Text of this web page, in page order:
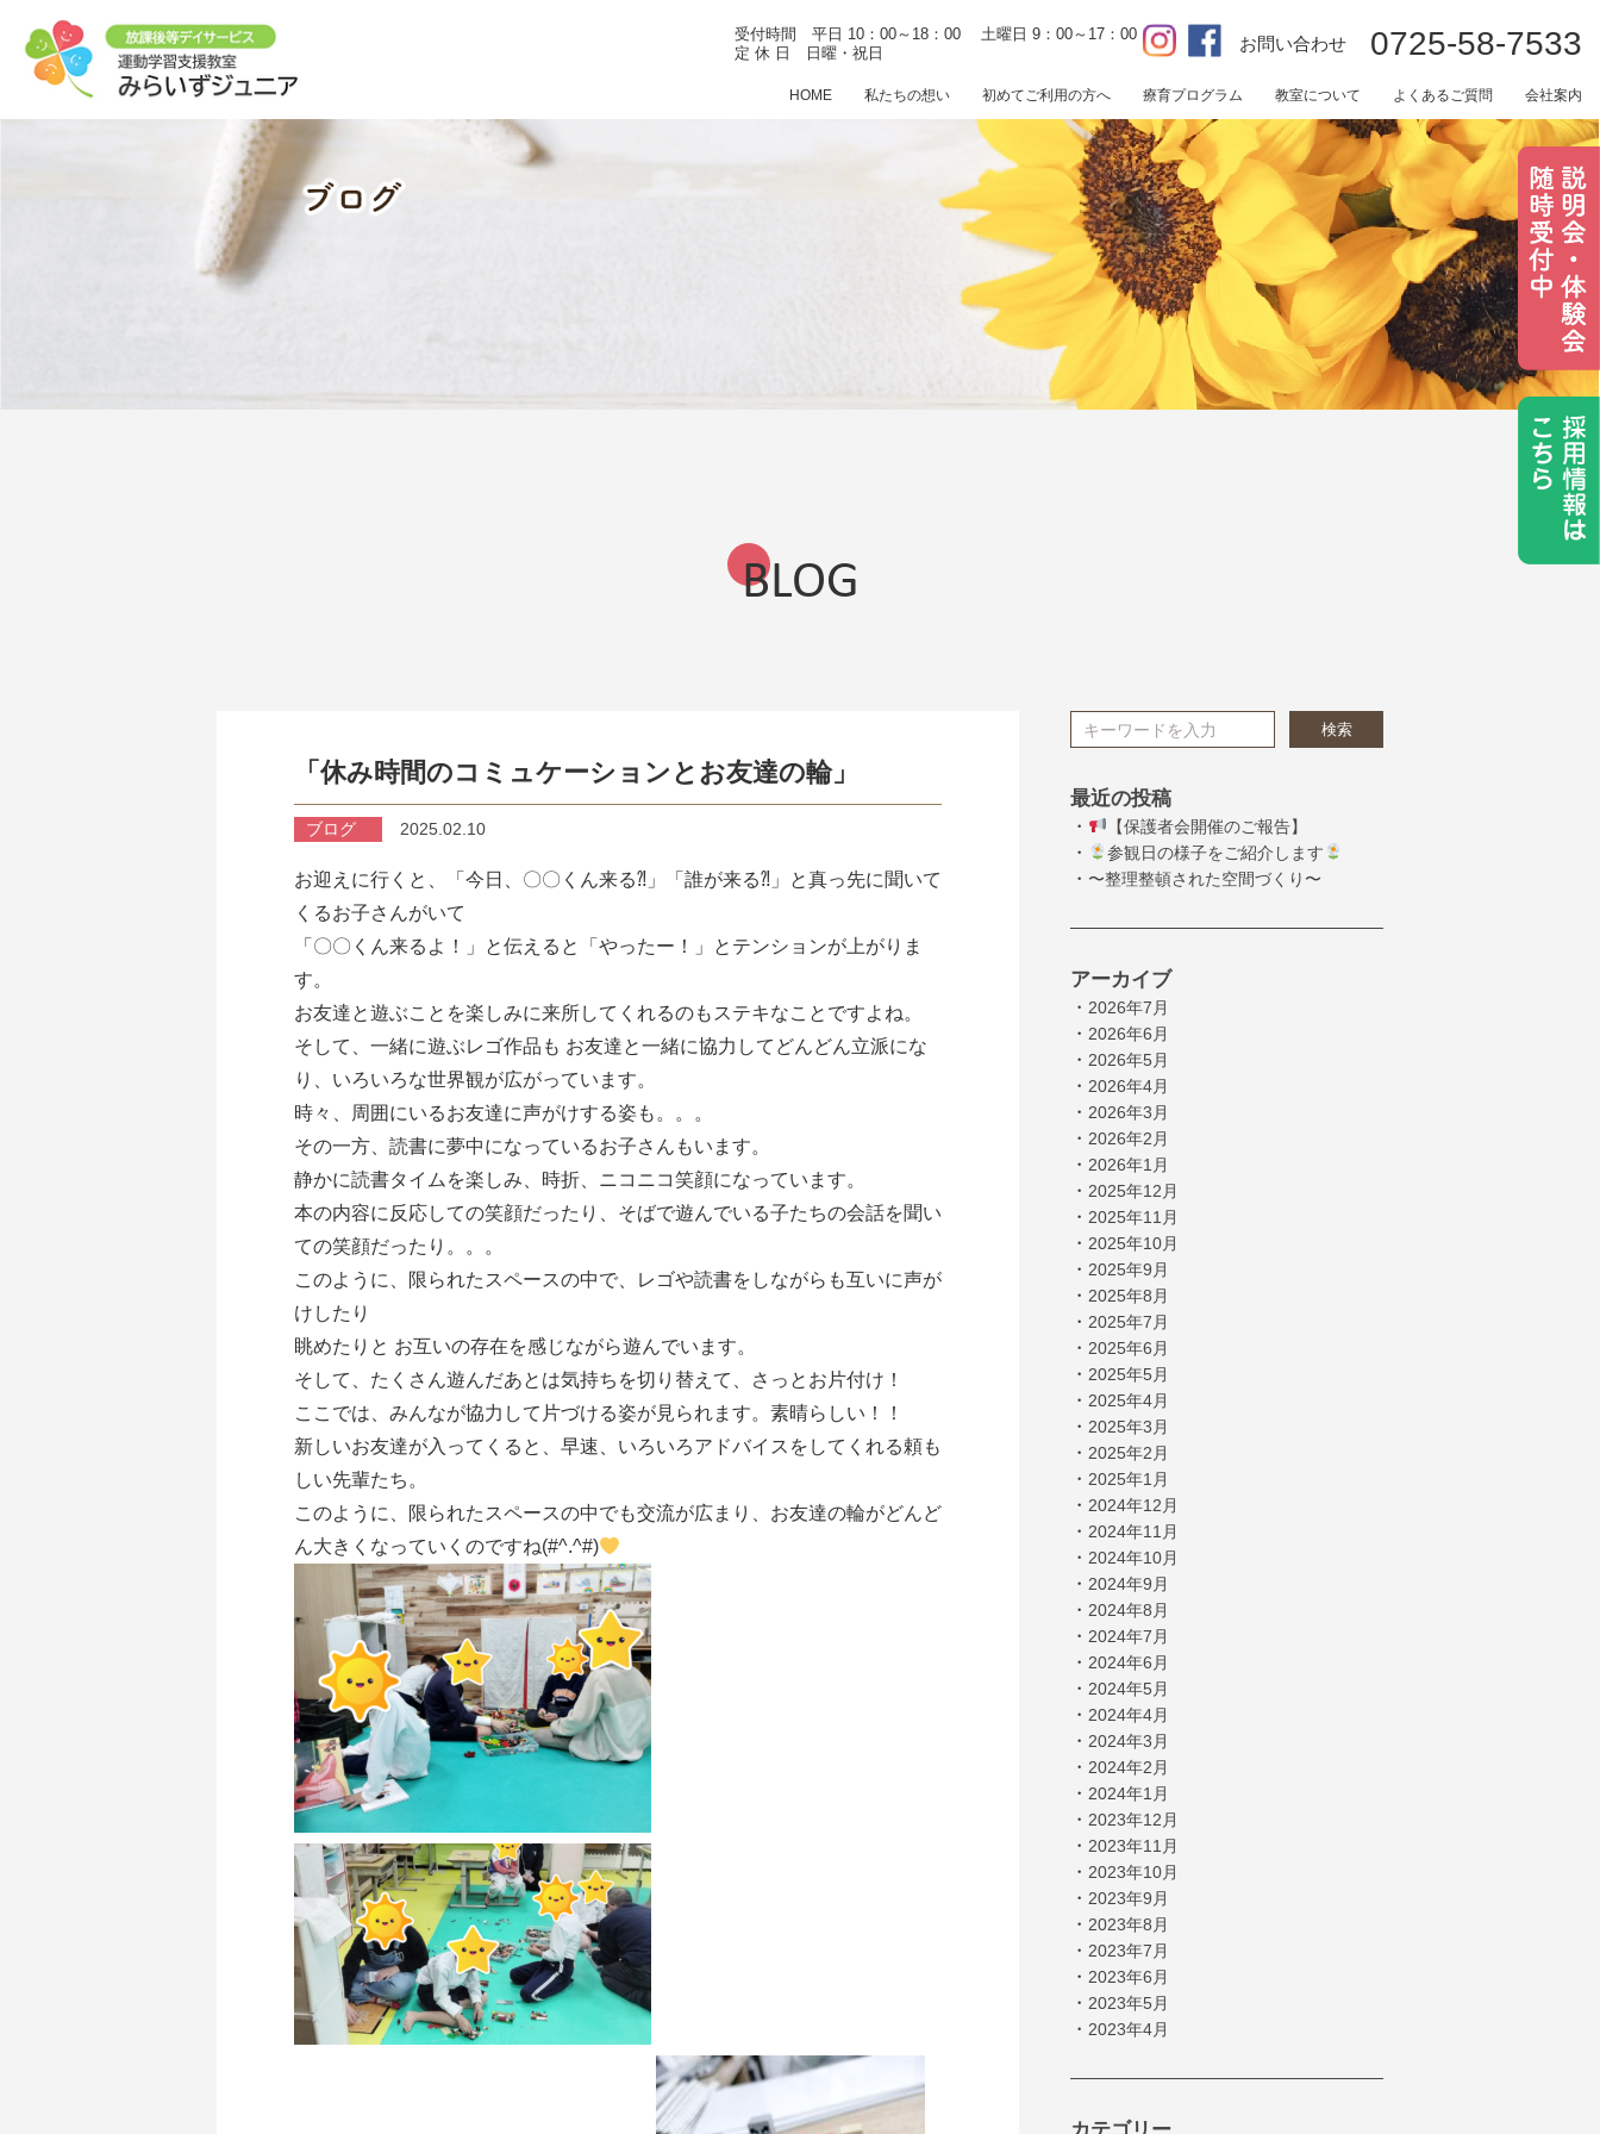
HOME 私たちの想い 初めてご利用の方へ 療育プログラム 教室について よくあるご質問 会社案内
受付時間 平日 10：00～18：00 土曜日 9：00～17：00
定 休 日 日曜・祝日
お問い合わせ 0725-58-7533
BLOG
「休み時間のコミュケーションとお友達の輪」
ブログ 2025.02.10
お迎えに行くと、「今日、〇〇くん来る⁈」「誰が来る⁈」と真っ先に聞いて
くるお子さんがいて
「〇〇くん来るよ！」と伝えると「やったー！」とテンションが上がりま
す。
お友達と遊ぶことを楽しみに来所してくれるのもステキなことですよね。
そして、一緒に遊ぶレゴ作品も お友達と一緒に協力してどんどん立派にな
り、いろいろな世界観が広がっています。
時々、周囲にいるお友達に声がけする姿も。。。
その一方、読書に夢中になっているお子さんもいます。
静かに読書タイムを楽しみ、時折、ニコニコ笑顔になっています。
本の内容に反応しての笑顔だったり、そばで遊んでいる子たちの会話を聞い
ての笑顔だったり。。。
このように、限られたスペースの中で、レゴや読書をしながらも互いに声が
けしたり
眺めたりと お互いの存在を感じながら遊んでいます。
そして、たくさん遊んだあとは気持ちを切り替えて、さっとお片付け！
ここでは、みんなが協力して片づける姿が見られます。素晴らしい！！
新しいお友達が入ってくると、早速、いろいろアドバイスをしてくれる頼も
しい先輩たち。
このように、限られたスペースの中でも交流が広まり、お友達の輪がどんど
ん大きくなっていくのですね(#^.^#)
検索
最近の投稿
・ 【保護者会開催のご報告】
・ 参観日の様子をご紹介します
・ 〜整理整頓された空間づくり〜
アーカイブ
・ 2026年7月
・ 2026年6月
・ 2026年5月
・ 2026年4月
・ 2026年3月
・ 2026年2月
・ 2026年1月
・ 2025年12月
・ 2025年11月
・ 2025年10月
・ 2025年9月
・ 2025年8月
・ 2025年7月
・ 2025年6月
・ 2025年5月
・ 2025年4月
・ 2025年3月
・ 2025年2月
・ 2025年1月
・ 2024年12月
・ 2024年11月
・ 2024年10月
・ 2024年9月
・ 2024年8月
・ 2024年7月
・ 2024年6月
・ 2024年5月
・ 2024年4月
・ 2024年3月
・ 2024年2月
・ 2024年1月
・ 2023年12月
・ 2023年11月
・ 2023年10月
・ 2023年9月
・ 2023年8月
・ 2023年7月
・ 2023年6月
・ 2023年5月
・ 2023年4月